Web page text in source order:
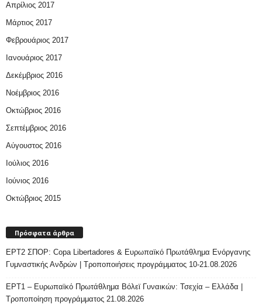
Απρίλιος 2017
Μάρτιος 2017
Φεβρουάριος 2017
Ιανουάριος 2017
Δεκέμβριος 2016
Νοέμβριος 2016
Οκτώβριος 2016
Σεπτέμβριος 2016
Αύγουστος 2016
Ιούλιος 2016
Ιούνιος 2016
Οκτώβριος 2015
Πρόσφατα άρθρα
ΕΡΤ2 ΣΠΟΡ: Copa Libertadores & Ευρωπαϊκό Πρωτάθλημα Ενόργανης
Γυμναστικής Ανδρών | Τροποποιήσεις προγράμματος 10-21.08.2026
ΕΡΤ1 – Ευρωπαϊκό Πρωτάθλημα Βόλεϊ Γυναικών: Τσεχία – Ελλάδα |
Τροποποίηση προγράμματος 21.08.2026